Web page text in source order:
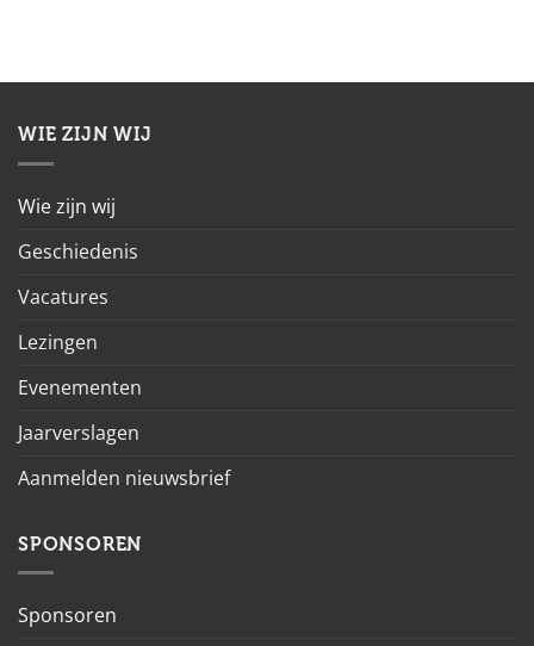
WIE ZIJN WIJ
Wie zijn wij
Geschiedenis
Vacatures
Lezingen
Evenementen
Jaarverslagen
Aanmelden nieuwsbrief
SPONSOREN
Sponsoren